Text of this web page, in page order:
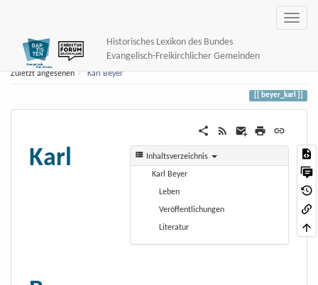
Historisches Lexikon des Bundes
Evangelisch-Freikirchlicher Gemeinden
Zuletzt angesehen Karl Beyer
beyer_karl
Inhaltsverzeichnis
Karl Beyer
Leben
Veröffentlichungen
Literatur
Karl